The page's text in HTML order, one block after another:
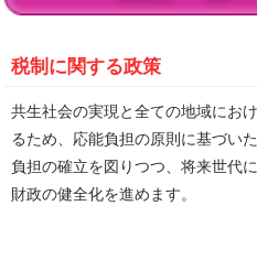
税制に関する政策
共生社会の実現と全ての地域にお
るため、応能負担の原則に基づい
負担の確立を図りつつ、将来世代
財政の健全化を進めます。